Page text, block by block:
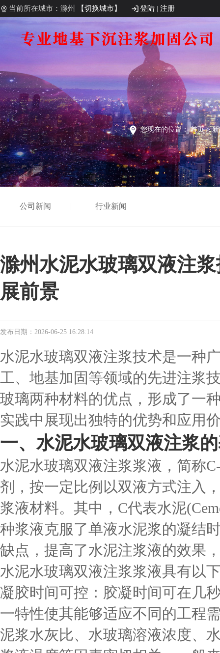
当前所在城市：滁州 【切换城市】 登陆 | 注册
您现在的位置：首页>
公司新闻 行业新闻
滁州水泥水玻璃双液注
展前景
发布日期：2026-06-25 16:28:14
水泥水玻璃双液注浆技术是一种
工、地基加固等领域的先进注浆
玻璃两种材料的优点，形成了一
实践中展现出独特的优势和应用
一、水泥水玻璃双液注浆
水泥水玻璃双液注浆浆液，简称
剂，按一定比例以双液方式注入
浆液材料。其中，C代表水泥
种浆液克服了单液水泥浆的凝结
缺点，提高了水泥注浆液的效果
水泥水玻璃双液注浆浆液具有以
凝胶时间可控：胶凝时间可在几
一特性使其能够适应不同的工程
泥浆水灰比、水玻璃溶液浓度、